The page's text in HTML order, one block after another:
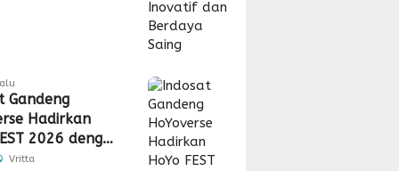
Gandeng
Hadirkan
2026 dengan
5G
Vritta